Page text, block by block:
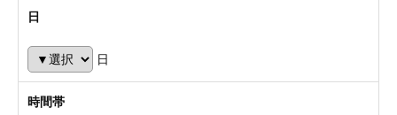
日
日
時間帯